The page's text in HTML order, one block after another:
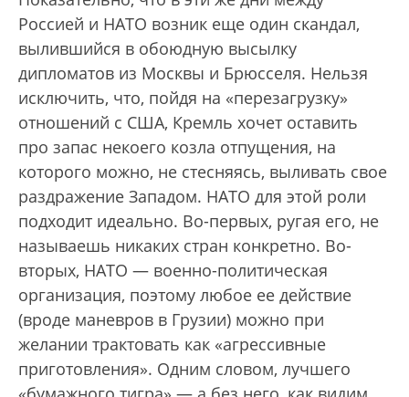
Россией и НАТО возник еще один скандал,
вылившийся в обоюдную высылку
дипломатов из Москвы и Брюсселя. Нельзя
исключить, что, пойдя на «перезагрузку»
отношений с США, Кремль хочет оставить
про запас некоего козла отпущения, на
которого можно, не стесняясь, выливать свое
раздражение Западом. НАТО для этой роли
подходит идеально. Во-первых, ругая его, не
назы­ваешь никаких стран конкретно. Во-
вторых, НАТО — военно-политическая
организация, поэтому любое ее действие
(вроде маневров в Грузии) можно при
желании трактовать как «агрессивные
приготовления». Одним словом, лучшего